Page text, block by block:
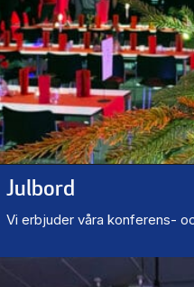
Julbord
Vi erbjuder våra konferens-